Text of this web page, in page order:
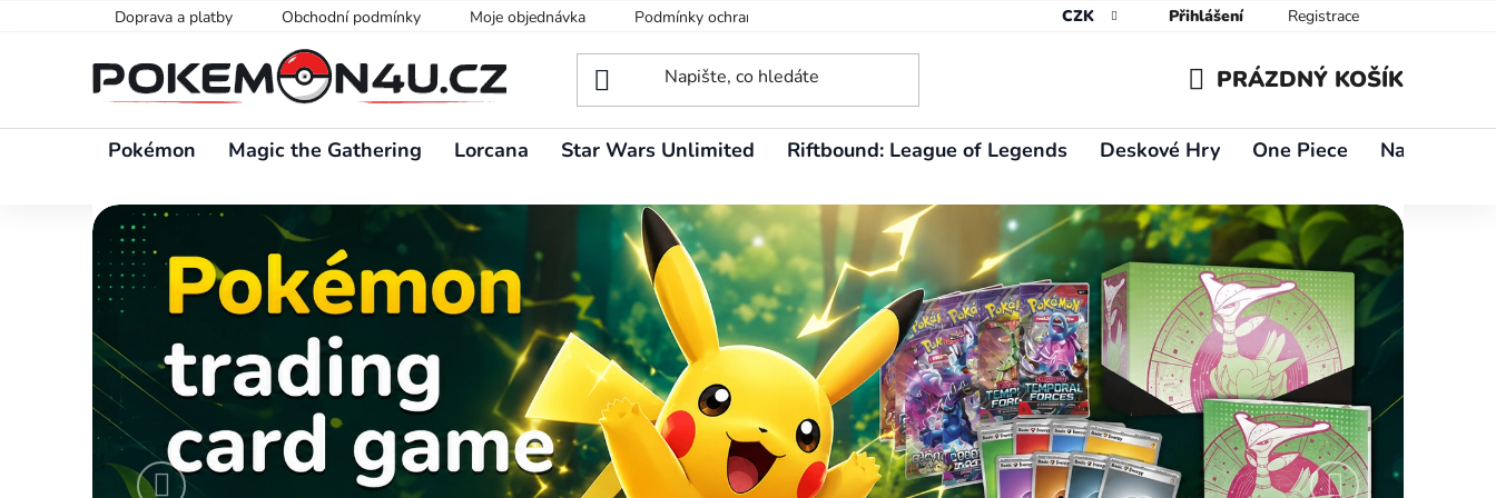
Doprava a platby Obchodní podmínky Moje objednávka Podmínky ochrany osobních údajů CZK Přihlášení Registrace
KOŠÍK
PRÁZDNÝ KOŠÍK
Pokémon Magic the Gathering Lorcana Star Wars Unlimited Riftbound: League of Legends Deskové Hry One Piece Naruto
Předchozí Následující